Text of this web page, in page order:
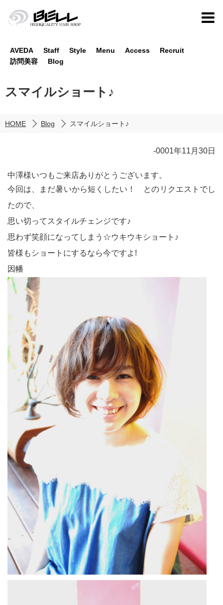
AVEDA Staff Style Menu Access
Recruit
訪問美容
Blog
スマイルショート♪
HOME Blog スマイルショート♪
-0001年11月30日
中澤様いつもご来店ありがとうございます。
今回は、まだ暑いから短くしたい！ とのリクエストでし
たので、
思い切ってスタイルチェンジです♪
思わず笑顔になってしまう☆ウキウキショート♪
皆様もショートにするなら今ですよ!
因幡